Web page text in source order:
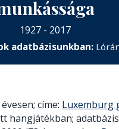
1927 - 2017
adatbázisunkban:
címe: Luxemburg
hangjátékban;